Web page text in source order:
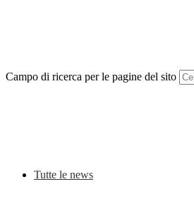
Campo di ricerca per le pagine del sito
Tutte le news